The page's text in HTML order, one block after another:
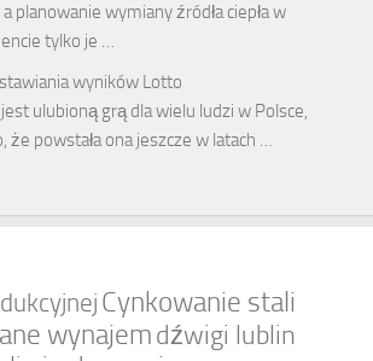
planowanie wymiany źródła ciepła w
tylko je …
wyników Lotto
ulubioną grą dla wielu ludzi w Polsce,
powstała ona jeszcze w latach …
Cynkowanie stali
wynajemdźwigi lublin